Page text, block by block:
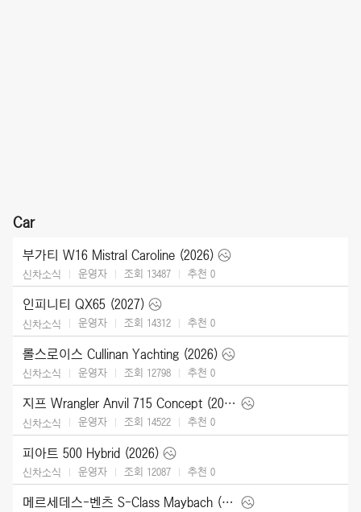
Car
부가티 W16 Mistral Caroline (2026)
신차소식 운영자 조회 13487 추천 0
인피니티 QX65 (2027)
신차소식 운영자 조회 14312 추천 0
롤스로이스 Cullinan Yachting (2026)
신차소식 운영자 조회 12798 추천 0
지프 Wrangler Anvil 715 Concept (2026)
신차소식 운영자 조회 14522 추천 0
피아트 500 Hybrid (2026)
신차소식 운영자 조회 12087 추천 0
메르세데스-벤츠 S-Class Maybach (2027)